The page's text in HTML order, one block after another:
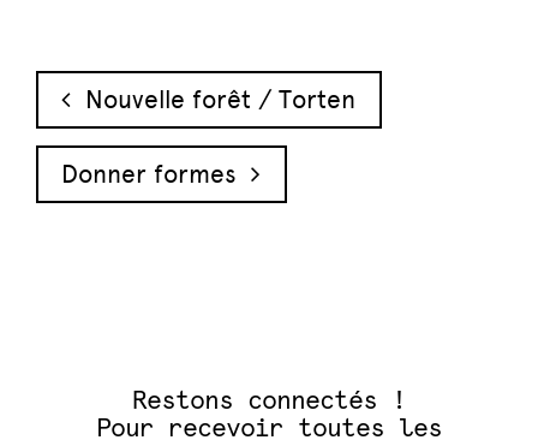
Navigation des articles
Nouvelle forêt / Torten
Donner formes
Restons connectés !
Pour recevoir toutes les